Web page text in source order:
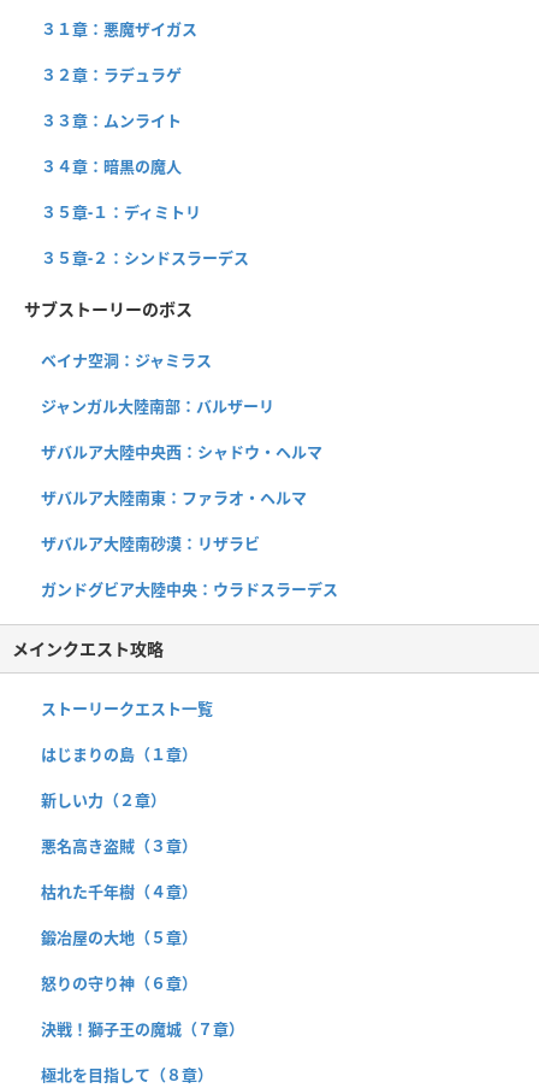
３１章：悪魔ザイガス
３２章：ラデュラゲ
３３章：ムンライト
３４章：暗黒の魔人
３５章-１：ディミトリ
３５章-２：シンドスラーデス
サブストーリーのボス
ベイナ空洞：ジャミラス
ジャンガル大陸南部：バルザーリ
ザバルア大陸中央西：シャドウ・ヘルマ
ザバルア大陸南東：ファラオ・ヘルマ
ザバルア大陸南砂漠：リザラビ
ガンドグビア大陸中央：ウラドスラーデス
メインクエスト攻略
ストーリークエスト一覧
はじまりの島（１章）
新しい力（２章）
悪名高き盗賊（３章）
枯れた千年樹（４章）
鍛冶屋の大地（５章）
怒りの守り神（６章）
決戦！獅子王の魔城（７章）
極北を目指して（８章）